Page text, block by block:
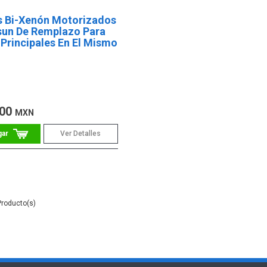
Bi-Xenón Motorizados
De Remplazo Para
En El Mismo
MXN
Ver Detalles